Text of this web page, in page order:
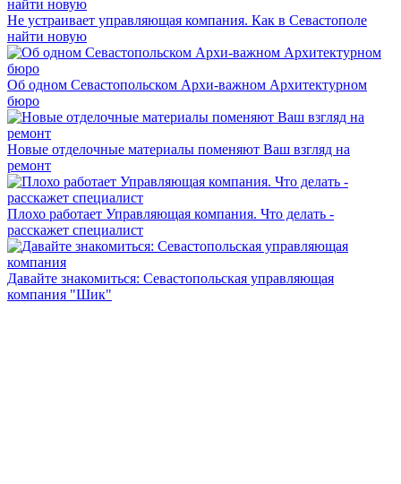
Не устраивает управляющая компания. Как в Севастополе
найти новую
Об одном Севастопольском Архи-важном Архитектурном
бюро
Новые отделочные материалы поменяют Ваш взгляд на
ремонт
Плохо работает Управляющая компания. Что делать -
расскажет специалист
Давайте знакомиться: Севастопольская управляющая
компания "Шик"